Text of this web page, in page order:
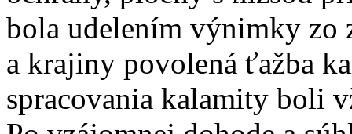
bola udelením výnimky zo
a krajiny povolená ťažba
spracovania kalamity boli